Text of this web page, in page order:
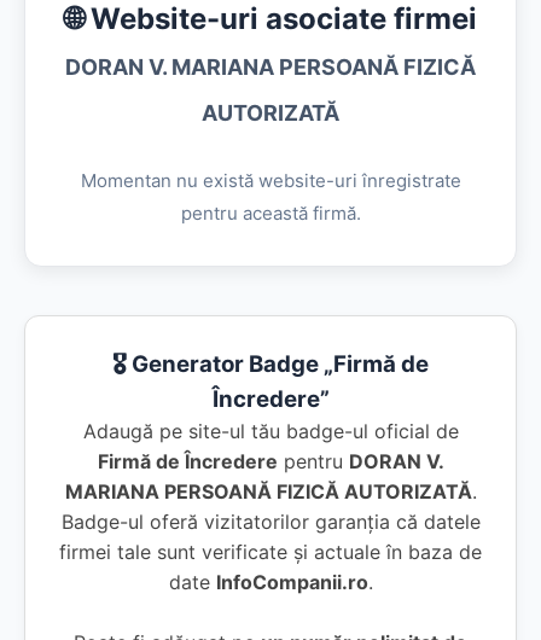
🌐 Website-uri asociate firmei
DORAN V. MARIANA PERSOANĂ FIZICĂ
AUTORIZATĂ
Momentan nu există website-uri înregistrate
pentru această firmă.
🎖️ Generator Badge „Firmă de
Încredere”
Adaugă pe site-ul tău badge-ul oficial de
Firmă de Încredere pentru DORAN V.
MARIANA PERSOANĂ FIZICĂ AUTORIZATĂ.
Badge-ul oferă vizitatorilor garanția că datele
firmei tale sunt verificate și actuale în baza de
date InfoCompanii.ro.